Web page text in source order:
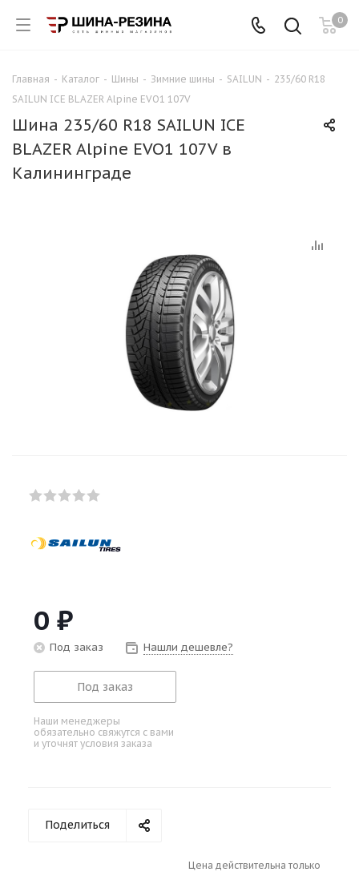
0
Главная - Каталог - Шины - Зимние шины - SAILUN - 235/60 R18
SAILUN ICE BLAZER Alpine EVO1 107V
Шина 235/60 R18 SAILUN ICE
BLAZER Alpine EVO1 107V в
Калининграде
0 ₽
Под заказ Нашли дешевле?
Под заказ
Наши менеджеры
обязательно свяжутся с вами
и уточнят условия заказа
Поделиться
Цена действительна только